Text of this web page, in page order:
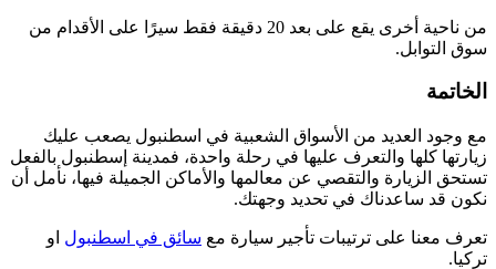
من ناحية أخرى يقع على بعد 20 دقيقة فقط سيرًا على الأقدام من
سوق التوابل.
الخاتمة
مع وجود العديد من الأسواق الشعبية في اسطنبول يصعب عليك
زيارتها كلها والتعرف عليها في رحلة واحدة، فمدينة إسطنبول بالفعل
تستحق الزيارة والتقصي عن معالمها والأماكن الجميلة فيها، نأمل أن
نكون قد ساعدناك في تحديد وجهتك.
تعرف معنا على ترتيبات تأجير سيارة مع سائق في اسطنبول او
تركيا.